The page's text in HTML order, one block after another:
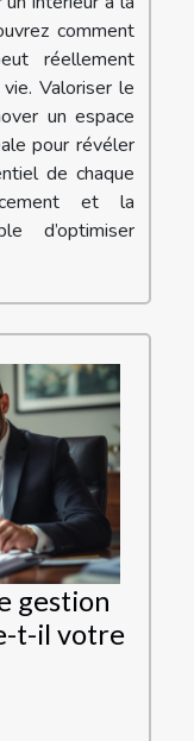
comment
réellement
Valoriser le
un espace
pour révéler
de chaque
et la
d’optimiser
gestion
t-il votre